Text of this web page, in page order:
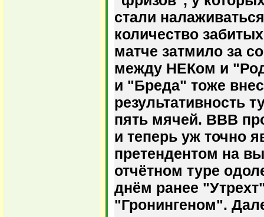
стали
количество
матче затмило за
между НЕКом и
и "Бреда" тоже
результативность
пять мячей. ВВВ
и теперь уж точно
претендентом на
отчётном туре
днём ранее
"Гронингеном".